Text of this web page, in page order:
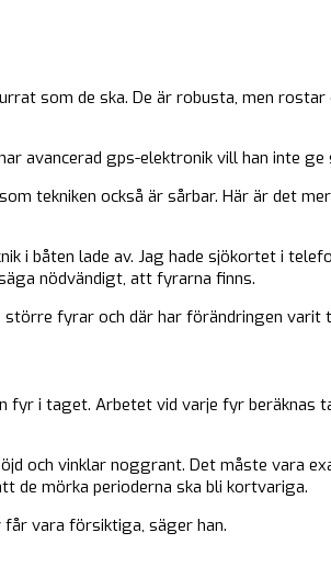
som de ska. De är robusta, men
avancerad gps-elektronik vill han inte ge
tekniken också är sårbar. Här är det
i båten lade av. Jag hade sjökortet i
nödvändigt, att fyrarna finns.
större fyrar och där har förändringen
fyr i taget. Arbetet vid varje fyr beräknas
och vinklar noggrant. Det måste vara
de mörka perioderna ska bli kortvariga.
vara försiktiga, säger han.